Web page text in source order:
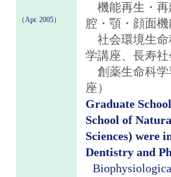
（Apr. 2005）
機能再生・再
腔・顎・顔面
社会環境生命
学講座、長寿
創薬生命科学
座）
Graduate
School of
Sciences) were
Dentistry and